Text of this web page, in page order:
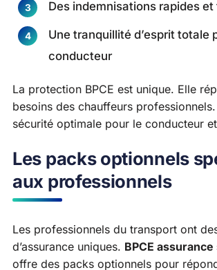
Des indemnisations rapides
Une tranquillité d’esprit totale
conducteur
La protection BPCE est unique. Elle
besoins des chauffeurs
sécurité optimale pour le conducteur
Les packs optionnels
aux professionnels
Les professionnels du transport ont
d’assurance uniques. BPCE
offre des packs optionnels pour